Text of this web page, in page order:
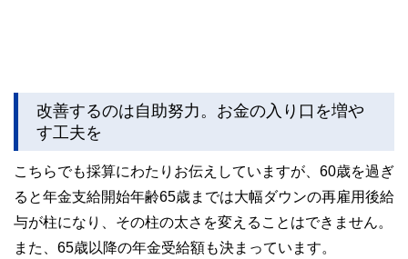
改善するのは自助努力。お金の入り口を増や
す工夫を
こちらでも採算にわたりお伝えしていますが、60歳を過ぎ
ると年金支給開始年齢65歳までは大幅ダウンの再雇用後給
与が柱になり、その柱の太さを変えることはできません。
また、65歳以降の年金受給額も決まっています。